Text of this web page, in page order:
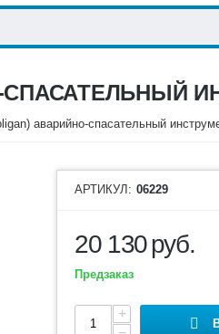
СПАСАТЕЛЬНЫЙ
аварийно-спасательный
АРТИКУЛ: 06229
20 130руб.
Предзаказ
+